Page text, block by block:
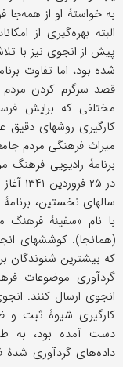
البته بهره‌گیری از
پیش از انجوی نیز با
شده بود، اما تفاوت
قصد سرگرم کردن
مختلفی که برایش
کارگیری روشهای
میراث فرهنگی مردم
برنامۀ رادیویی
سالهای نخستین،
(همانجا). کوششهای
که بیشترین شنوندگان
گردآوری موضوعات
انجوی ارسال کنند.
کارگیری شیوۀ ثبت و
دست آمده بود، به